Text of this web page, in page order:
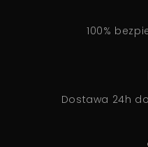
100%
Dostawa 24h